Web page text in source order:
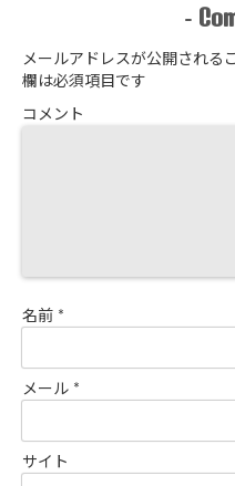
-
メールアドレスが公開される
欄は必須項目です
コメント
名前 *
メール *
サイト